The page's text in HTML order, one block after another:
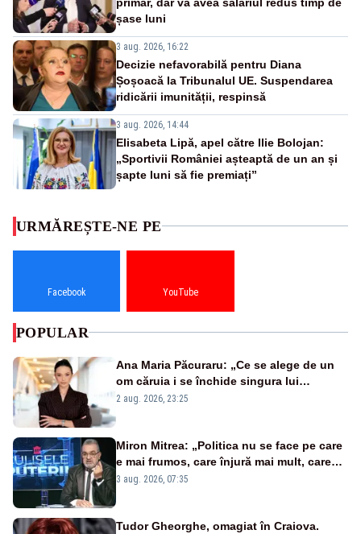
șase luni
3 aug. 2026, 16:22
Decizie nefavorabilă pentru Diana
Șoșoacă la Tribunalul UE. Suspendarea
ridicării imunității, respinsă
3 aug. 2026, 14:44
Elisabeta Lipă, apel către Ilie Bolojan:
„Sportivii României așteaptă de un an și
șapte luni să fie premiați”
URMĂREȘTE-NE PE
Facebook YouTube
POPULAR
Ana Maria Păcuraru: „Ce se alege de un
om căruia i se închide singura lui
portiță?”
2 aug. 2026, 23:25
Miron Mitrea: „Politica nu se face pe care
e mai frumos, care înjură mai mult, care
țipă mai tare, ci pe proiecte”
3 aug. 2026, 07:35
Tudor Gheorghe, omagiat în Craiova.